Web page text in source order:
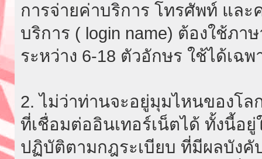
การจ่ายค่าบริการ โทรศัพท์ และ
บริการ ( login name) ต้องใช้ภ
ระหว่าง 6-18 ตัวอักษร ใช้ได้เฉ
2. ไม่ว่าท่านจะอยู่มุมไหนของโล
ที่เชื่อมต่ออินเทอร์เน็ตได้ ทั้งนี้อ
ปฏิบัติตามกฎระเบียบ ที่มีผลบังคั